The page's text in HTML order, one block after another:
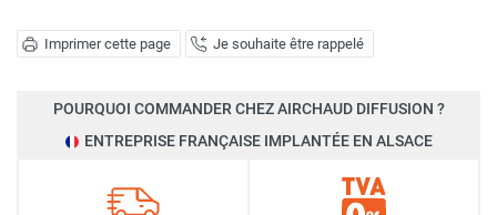
Imprimer cette page Je souhaite être rappelé
POURQUOI COMMANDER CHEZ AIRCHAUD DIFFUSION ?
ENTREPRISE FRANÇAISE IMPLANTÉE EN ALSACE